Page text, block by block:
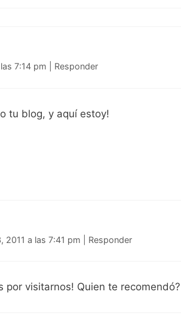
7:14 pm Responder
tu blog, y aquí estoy!
2011 a las 7:41 pm Responder
por visitarnos! Quien te recomendó?